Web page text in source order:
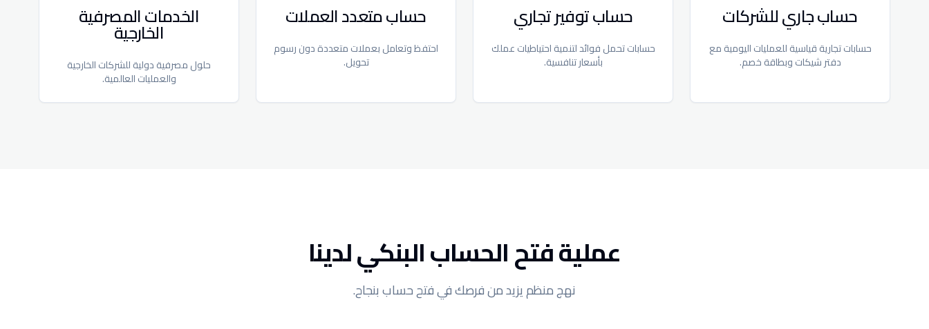
حساب جاري للشركات
حسابات تجارية قياسية للعمليات اليومية مع
دفتر شيكات وبطاقة خصم.
حساب توفير تجاري
حسابات تحمل فوائد لتنمية احتياطيات عملك
بأسعار تنافسية.
حساب متعدد العملات
احتفظ وتعامل بعملات متعددة دون رسوم
تحويل.
الخدمات المصرفية
الخارجية
حلول مصرفية دولية للشركات الخارجية
والعمليات العالمية.
عملية فتح الحساب البنكي لدينا
نهج منظم يزيد من فرصك في فتح حساب بنجاح.